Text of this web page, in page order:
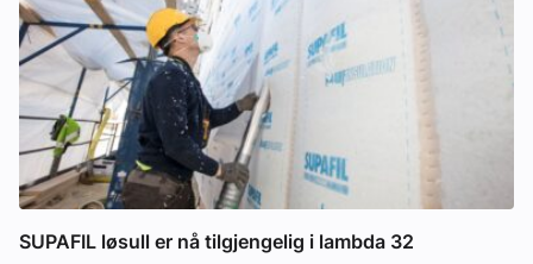
SUPAFIL løsull er nå tilgjengelig i lambda 32